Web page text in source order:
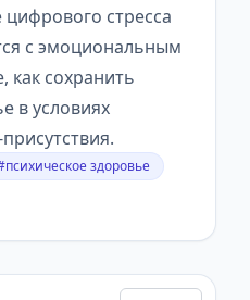
стресса
с эмоциональным
как сохранить
в условиях
здоровье